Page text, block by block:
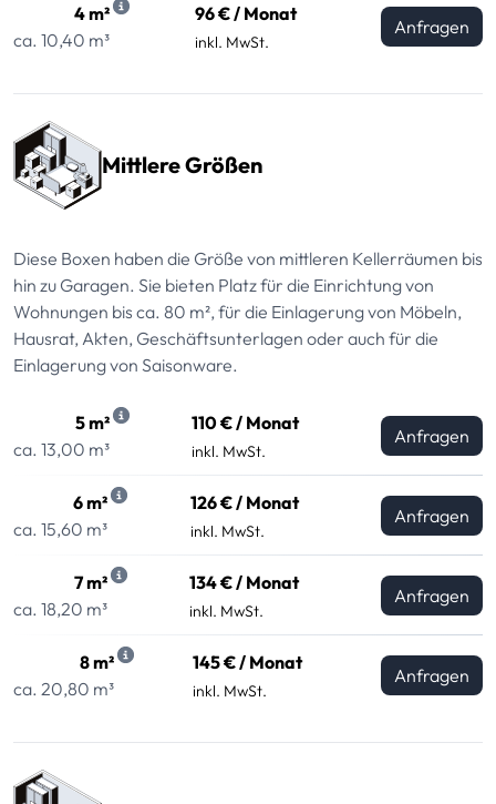
4 m²
ca. 10,40 m³
96 € / Monat
inkl. MwSt.
Anfragen
Mittlere Größen
Diese Boxen haben die Größe von mittleren Kellerräumen bis
hin zu Garagen. Sie bieten Platz für die Einrichtung von
Wohnungen bis ca. 80 m², für die Einlagerung von Möbeln,
Hausrat, Akten, Geschäftsunterlagen oder auch für die
Einlagerung von Saisonware.
5 m²
ca. 13,00 m³
110 € / Monat
inkl. MwSt.
Anfragen
6 m²
ca. 15,60 m³
126 € / Monat
inkl. MwSt.
Anfragen
7 m²
ca. 18,20 m³
134 € / Monat
inkl. MwSt.
Anfragen
8 m²
ca. 20,80 m³
145 € / Monat
inkl. MwSt.
Anfragen